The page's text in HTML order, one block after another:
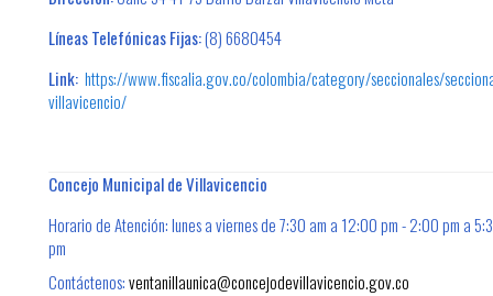
Líneas Telefónicas Fijas:(8) 6680454
Link: https://www.fiscalia.gov.co/colombia/category/seccionales/
villavicencio/
Concejo Municipal de Villavicencio
Horario de Atención: lunes a viernes de 7:30 am a 12:00 pm - 2:00 pm a
pm
Contáctenos:ventanillaunica@concejodevillavicencio.gov.co